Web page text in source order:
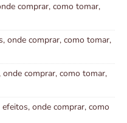
comprar, como tomar,
onde comprar, como tomar,
comprar, como tomar,
onde comprar, como